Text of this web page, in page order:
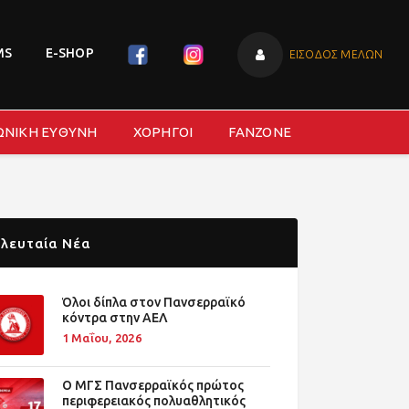
E-SHOP ΕΙΣΟΔΟΣ ΜΕΛΩΝ
ΕΥΘΥΝΗ ΧΟΡΗΓΟΙ FANZONE
Νέα
Όλοι δίπλα στον Πανσερραϊκό
κόντρα στην ΑΕΛ
1 Μαΐου, 2026
O ΜΓΣ Πανσερραϊκός πρώτος
περιφερειακός πολυαθλητικός